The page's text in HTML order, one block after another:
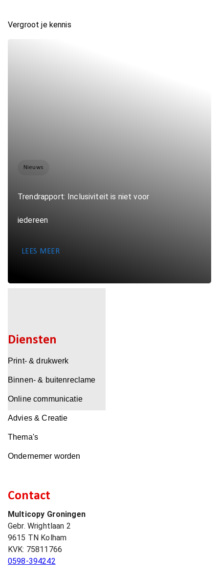
Vergroot je kennis
Nieuws
Trendrapport: Inclusiviteit is niet voor
iedereen
LEES MEER
Diensten
Print- & drukwerk
Binnen- & buitenreclame
Online communicatie
Advies & Creatie
Thema's
Ondernemer worden
Contact
Multicopy Groningen
Gebr. Wrightlaan 2
9615 TN Kolham
KVK: 75811766
0598-394242